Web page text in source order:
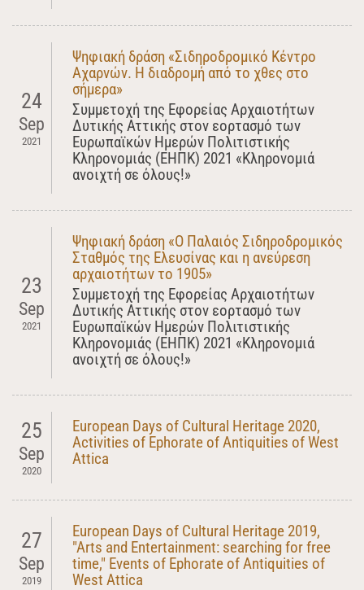
24
Sep
2021
Ψηφιακή δράση «Σιδηροδρομικό Κέντρο
Αχαρνών. Η διαδρομή από το χθες στο
σήμερα»
Συμμετοχή της Εφορείας Αρχαιοτήτων
Δυτικής Αττικής στον εορτασμό των
Ευρωπαϊκών Ημερών Πολιτιστικής
Κληρονομιάς (ΕΗΠΚ) 2021 «Κληρονομιά
ανοιχτή σε όλους!»
23
Sep
2021
Ψηφιακή δράση «Ο Παλαιός Σιδηροδρομικός
Σταθμός της Ελευσίνας και η ανεύρεση
αρχαιοτήτων το 1905»
Συμμετοχή της Εφορείας Αρχαιοτήτων
Δυτικής Αττικής στον εορτασμό των
Ευρωπαϊκών Ημερών Πολιτιστικής
Κληρονομιάς (ΕΗΠΚ) 2021 «Κληρονομιά
ανοιχτή σε όλους!»
25
Sep
2020
European Days of Cultural Heritage 2020,
Activities of Ephorate of Antiquities of West
Attica
27
Sep
2019
European Days of Cultural Heritage 2019,
"Arts and Entertainment: searching for free
time," Events of Ephorate of Antiquities of
West Attica